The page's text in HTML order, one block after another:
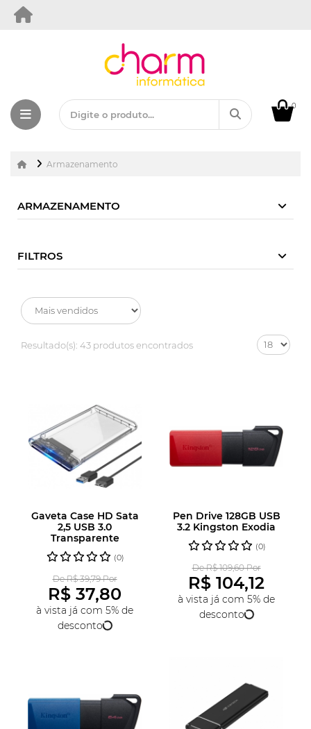
0
Armazenamento
ARMAZENAMENTO
FILTROS
Resultado(s): 43 produtos encontrados
Gaveta Case HD Sata
2,5 USB 3.0
Transparente
(0)
De R$ 39,79 Por
R$ 37,80
à vista já com 5% de
desconto
Pen Drive 128GB USB
3.2 Kingston Exodia
(0)
De R$ 109,60 Por
R$ 104,12
à vista já com 5% de
desconto